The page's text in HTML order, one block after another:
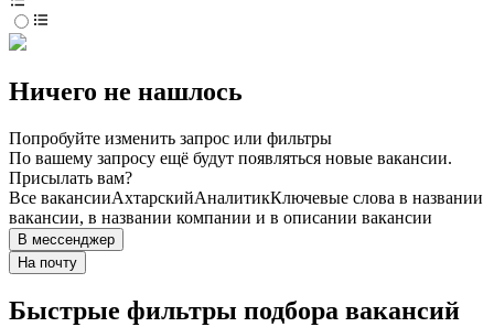
Ничего не нашлось
Попробуйте изменить запрос или фильтры
По вашему запросу ещё будут появляться новые вакансии.
Присылать вам?
Все вакансииАхтарскийАналитикКлючевые слова в названии
вакансии, в названии компании и в описании вакансии
В мессенджер
На почту
Быстрые фильтры подбора вакансий